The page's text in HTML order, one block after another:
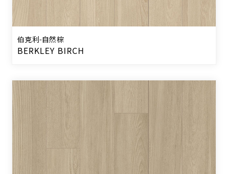
伯克利-自然棕
BERKLEY BIRCH